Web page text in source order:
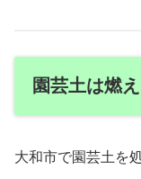
園芸土は燃
大和市で園芸土を